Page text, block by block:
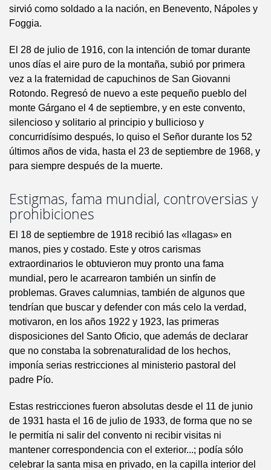
sirvió como soldado a la nación, en Benevento, Nápoles y
Foggia.
El 28 de julio de 1916, con la intención de tomar durante
unos días el aire puro de la montaña, subió por primera
vez a la fraternidad de capuchinos de San Giovanni
Rotondo. Regresó de nuevo a este pequeño pueblo del
monte Gárgano el 4 de septiembre, y en este convento,
silencioso y solitario al principio y bullicioso y
concurridísimo después, lo quiso el Señor durante los 52
últimos años de vida, hasta el 23 de septiembre de 1968, y
para siempre después de la muerte.
Estigmas, fama mundial, controversias y
prohibiciones
El 18 de septiembre de 1918 recibió las «llagas» en
manos, pies y costado. Este y otros carismas
extraordinarios le obtuvieron muy pronto una fama
mundial, pero le acarrearon también un sinfín de
problemas. Graves calumnias, también de algunos que
tendrían que buscar y defender con más celo la verdad,
motivaron, en los años 1922 y 1923, las primeras
disposiciones del Santo Oficio, que además de declarar
que no constaba la sobrenaturalidad de los hechos,
imponía serias restricciones al ministerio pastoral del
padre Pío.
Estas restricciones fueron absolutas desde el 11 de junio
de 1931 hasta el 16 de julio de 1933, de forma que no se
le permitía ni salir del convento ni recibir visitas ni
mantener correspondencia con el exterior...; podía sólo
celebrar la santa misa en privado, en la capilla interior del